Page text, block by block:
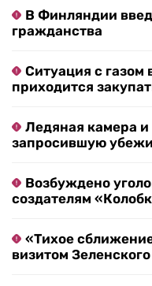
В Финляндии
гражданства
Ситуация с газом
приходится
Ледяная камера
запросившую
Возбуждено
создателям
«Тихое
визитом